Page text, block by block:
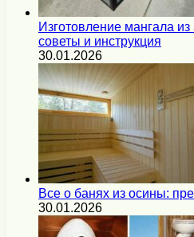
Изготовление мангала
советы и инструкция
30.01.2026
Все о банях из осины:
30.01.2026